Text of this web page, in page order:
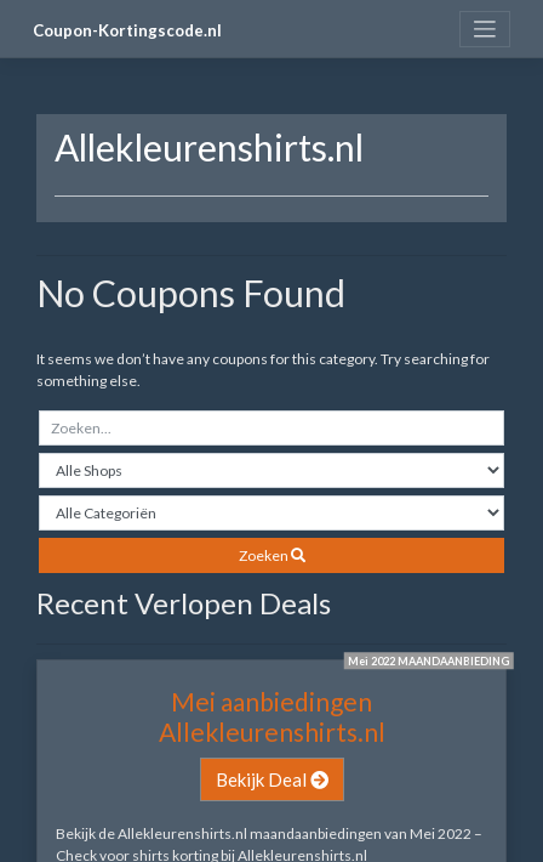
Coupon-Kortingscode.nl
Allekleurenshirts.nl
No Coupons Found
It seems we don’t have any coupons for this category. Try searching for
something else.
Zoeken
Recent Verlopen Deals
Mei 2022 MAANDAANBIEDING
Mei aanbiedingen
Allekleurenshirts.nl
Bekijk Deal
Bekijk de Allekleurenshirts.nl maandaanbiedingen van Mei 2022 –
Check voor shirts korting bij Allekleurenshirts.nl